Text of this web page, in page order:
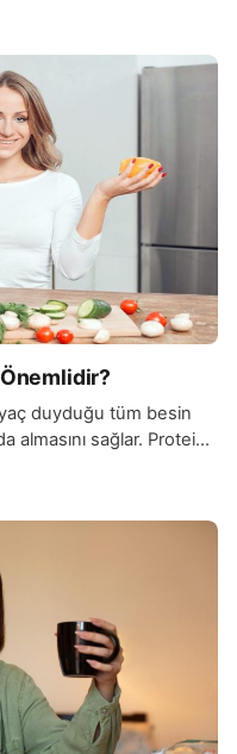
duyduğu tüm besin
sağlar. Protein,
korunmasına ve
çalışmasına yardımcı
güçlendirir ve
vitamin ve mineral
savunma